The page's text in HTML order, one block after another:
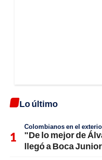
Lo último
Colombianos en el
"De lo mejor de
llegó a Boca